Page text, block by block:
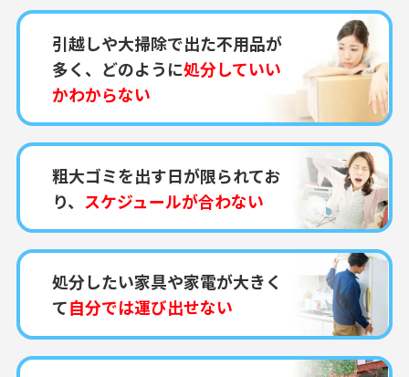
引越しや大掃除で出た不用品が
多く、どのように処分していい
かわからない
粗大ゴミを出す日が限られてお
り、 スケジュールが合わない
処分したい家具や家電が大きく
て自分では運び出せない